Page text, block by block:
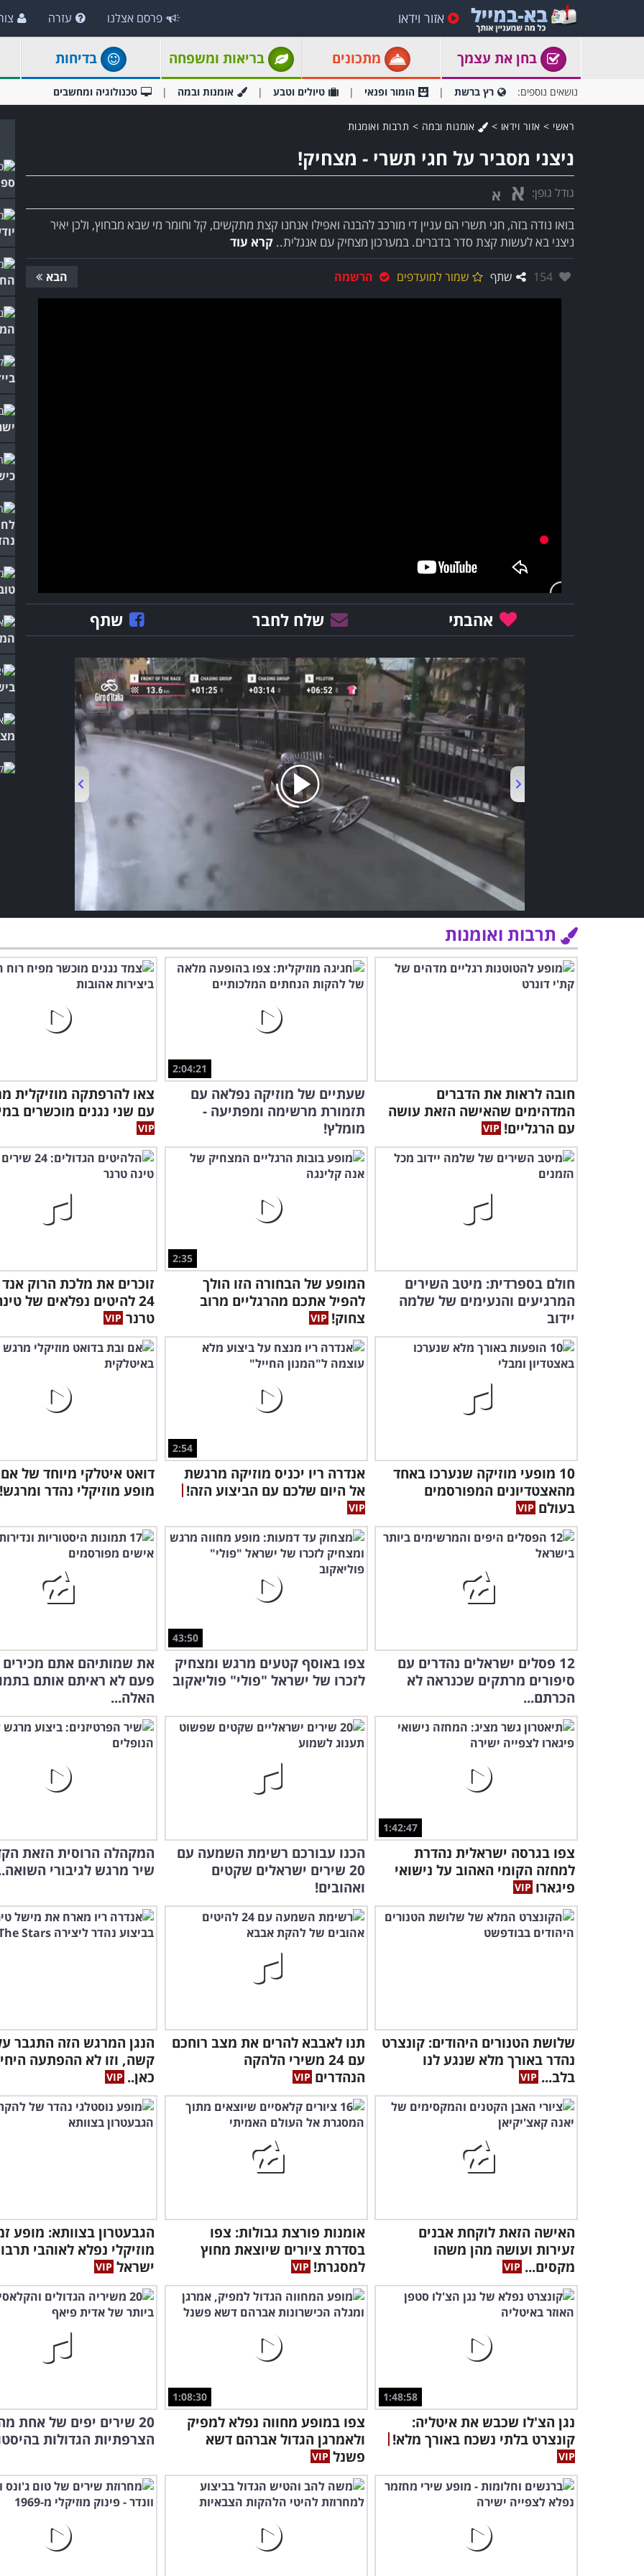
אזור וידאו פרסם אצלנו עזרה
בחן את עצמך מתכונים בריאות ומשפחה בדיחות
נושאים נוספים: רץ ברשת הומור ופנאי טיולים וטבע אומנות ובמה טכנולוגיה ומחשבים
ראשי > אזור וידאו > אומנות ובמה > תרבות ואומנות
ניצני מסביר על חגי תשרי - מצחיק!
גודל גופן: א א
בואו נודה בזה, חגי תשרי הם עניין די מורכב להבנה ואפילו אנחנו קצת מתקשים, קל וחומר מי שבא מבחוץ, ולכן יאיר
ניצני בא לעשות קצת סדר בדברים. במערכון מצחיק עם אנגלית.. קרא עוד
אהבו:
154 שתף שמור למועדפים הרשמה הבא
אהבתי שלח לחבר שתף
תרבות ואומנות
חובה לראות את הדברים
המדהימים שהאישה הזאת עושה
עם הרגליים!
2:04:21
שעתיים של מוזיקה נפלאה עם
תזמורת מרשימה ומפתיעה -
מומלץ!
צאו להרפתקה מוזיקלית
עם שני נגנים מוכשרים
חולם בספרדית: מיטב השירים
המרגיעים והנעימים של שלמה
יידוב
2:35
המופע של הבחורה הזו הולך
להפיל אתכם מהרגליים מרוב
צחוק!
זוכרים את מלכת הרוק אנד
24 להיטים נפלאים של
טרנר
10 מופעי מוזיקה שנערכו באחד
מהאצטדיונים המפורסמים
בעולם
2:54
אנדרה ריו יכניס מוזיקה מרגשת
אל היום שלכם עם הביצוע הזה!
דואט איטלקי מיוחד של
מופע מוזיקלי נהדר ומרגש!
12 פסלים ישראלים נהדרים עם
סיפורים מרתקים שכנראה לא
הכרתם...
43:50
צפו באוסף קטעים מרגש ומצחיק
לזכרו של ישראל "פולי" פוליאקוב
את שמותיהם אתם
פעם לא ראיתם אותם
האלה...
1:42:47
צפו בגרסה ישראלית נהדרת
למחזה הקומי האהוב על נישואי
פיגארו
הכנו עבורכם רשימת השמעה עם
20 שירים ישראלים שקטים
ואהובים!
המקהלה הרוסית הזאת
שיר מרגש לגיבורי
שלושת הטנורים היהודים: קונצרט
נהדר באורך מלא שנגע לנו
בלב...
תנו לאבבא להרים את מצב רוחכם
עם 24 משירי הלהקה
הנהדרים
הנגן המרגש הזה התגבר
קשה, וזו לא ההפתעה
כאן..
האישה הזאת לוקחת אבנים
זעירות ועושה מהן משהו
מקסים...
אומנות פורצת גבולות: צפו
בסדרת ציורים שיוצאת מחוץ
למסגרת!
הגבעטרון בצוותא: מופע
מוזיקלי נפלא לאוהבי
ישראל
1:48:58
נגן הצ'לו שכבש את איטליה:
קונצרט בלתי נשכח באורך מלא!
1:08:30
צפו במופע מחווה נפלא למפיק
ולאמרגן הגדול אברהם דשא
פשנל
20 שירים יפים של אחת
הצרפתיות הגדולות